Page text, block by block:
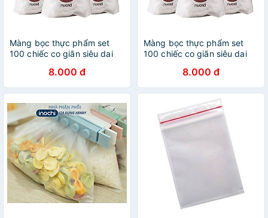
Màng bọc thực phẩm set
100 chiếc co giãn siêu dai
8.000 đ
Màng bọc thực phẩm set
100 chiếc co giãn siêu dai
8.000 đ